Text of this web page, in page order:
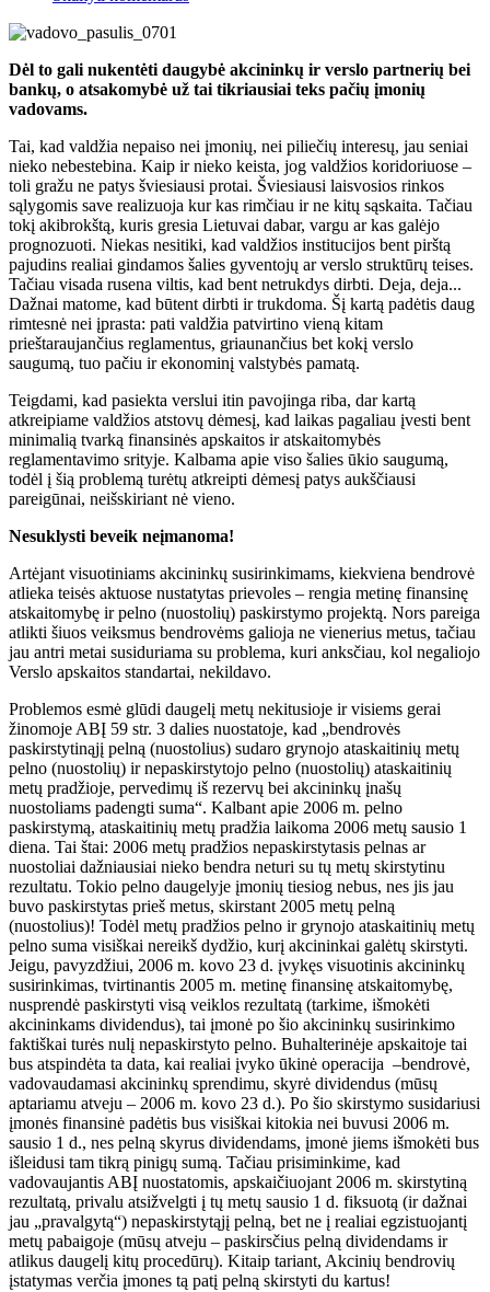
Dėl to gali nukentėti daugybė akcininkų ir verslo partnerių bei
bankų, o atsakomybė už tai tikriausiai teks pačių įmonių
vadovams.
Tai, kad valdžia nepaiso nei įmonių, nei piliečių interesų, jau seniai
nieko nebestebina. Kaip ir nieko keista, jog valdžios koridoriuose –
toli gražu ne patys šviesiausi protai. Šviesiausi laisvosios rinkos
sąlygomis save realizuoja kur kas rimčiau ir ne kitų sąskaita. Tačiau
tokį akibrokštą, kuris gresia Lietuvai dabar, vargu ar kas galėjo
prognozuoti. Niekas nesitiki, kad valdžios institucijos bent pirštą
pajudins realiai gindamos šalies gyventojų ar verslo struktūrų teises.
Tačiau visada rusena viltis, kad bent netrukdys dirbti. Deja, deja...
Dažnai matome, kad būtent dirbti ir trukdoma. Šį kartą padėtis daug
rimtesnė nei įprasta: pati valdžia patvirtino vieną kitam
prieštaraujančius reglamentus, griaunančius bet kokį verslo
saugumą, tuo pačiu ir ekonominį valstybės pamatą.
Teigdami, kad pasiekta verslui itin pavojinga riba, dar kartą
atkreipiame valdžios atstovų dėmesį, kad laikas pagaliau įvesti bent
minimalią tvarką finansinės apskaitos ir atskaitomybės
reglamentavimo srityje. Kalbama apie viso šalies ūkio saugumą,
todėl į šią problemą turėtų atkreipti dėmesį patys aukščiausi
pareigūnai, neišskiriant nė vieno.
Nesuklysti beveik neįmanoma!
Artėjant visuotiniams akcininkų susirinkimams, kiekviena bendrovė
atlieka teisės aktuose nustatytas prievoles – rengia metinę finansinę
atskaitomybę ir pelno (nuostolių) paskirstymo projektą. Nors pareiga
atlikti šiuos veiksmus bendrovėms galioja ne vienerius metus, tačiau
jau antri metai susiduriama su problema, kuri anksčiau, kol negaliojo
Verslo apskaitos standartai, nekildavo.
Problemos esmė glūdi daugelį metų nekitusioje ir visiems gerai
žinomoje ABĮ 59 str. 3 dalies nuostatoje, kad „bendrovės
paskirstytinąjį pelną (nuostolius) sudaro grynojo ataskaitinių metų
pelno (nuostolių) ir nepaskirstytojo pelno (nuostolių) ataskaitinių
metų pradžioje, pervedimų iš rezervų bei akcininkų įnašų
nuostoliams padengti suma“. Kalbant apie 2006 m. pelno
paskirstymą, ataskaitinių metų pradžia laikoma 2006 metų sausio 1
diena. Tai štai: 2006 metų pradžios nepaskirstytasis pelnas ar
nuostoliai dažniausiai nieko bendra neturi su tų metų skirstytinu
rezultatu. Tokio pelno daugelyje įmonių tiesiog nebus, nes jis jau
buvo paskirstytas prieš metus, skirstant 2005 metų pelną
(nuostolius)! Todėl metų pradžios pelno ir grynojo ataskaitinių metų
pelno suma visiškai nereikš dydžio, kurį akcininkai galėtų skirstyti.
Jeigu, pavyzdžiui, 2006 m. kovo 23 d. įvykęs visuotinis akcininkų
susirinkimas, tvirtinantis 2005 m. metinę finansinę atskaitomybę,
nusprendė paskirstyti visą veiklos rezultatą (tarkime, išmokėti
akcininkams dividendus), tai įmonė po šio akcininkų susirinkimo
faktiškai turės nulį nepaskirstyto pelno. Buhalterinėje apskaitoje tai
bus atspindėta ta data, kai realiai įvyko ūkinė operacija –bendrovė,
vadovaudamasi akcininkų sprendimu, skyrė dividendus (mūsų
aptariamu atveju – 2006 m. kovo 23 d.). Po šio skirstymo susidariusi
įmonės finansinė padėtis bus visiškai kitokia nei buvusi 2006 m.
sausio 1 d., nes pelną skyrus dividendams, įmonė jiems išmokėti bus
išleidusi tam tikrą pinigų sumą. Tačiau prisiminkime, kad
vadovaujantis ABĮ nuostatomis, apskaičiuojant 2006 m. skirstytiną
rezultatą, privalu atsižvelgti į tų metų sausio 1 d. fiksuotą (ir dažnai
jau „pravalgytą“) nepaskirstytąjį pelną, bet ne į realiai egzistuojantį
metų pabaigoje (mūsų atveju – paskirsčius pelną dividendams ir
atlikus daugelį kitų procedūrų). Kitaip tariant, Akcinių bendrovių
įstatymas verčia įmones tą patį pelną skirstyti du kartus!